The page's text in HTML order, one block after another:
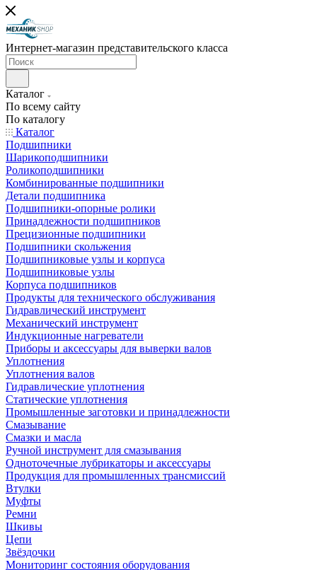
Интернет-магазин представительского класса
Каталог
По всему сайту
По каталогу
Каталог
Подшипники
Шарикоподшипники
Роликоподшипники
Комбинированные подшипники
Детали подшипника
Подшипники-опорные ролики
Принадлежности подшипников
Прецизионные подшипники
Подшипники скольжения
Подшипниковые узлы и корпуса
Подшипниковые узлы
Корпуса подшипников
Продукты для технического обслуживания
Гидравлический инструмент
Механический инструмент
Индукционные нагреватели
Приборы и аксессуары для выверки валов
Уплотнения
Уплотнения валов
Гидравлические уплотнения
Статические уплотнения
Промышленные заготовки и принадлежности
Смазывание
Смазки и масла
Ручной инструмент для смазывания
Одноточечные лубрикаторы и аксессуары
Продукция для промышленных трансмиссий
Втулки
Муфты
Ремни
Шкивы
Цепи
Звёздочки
Мониторинг состояния оборудования